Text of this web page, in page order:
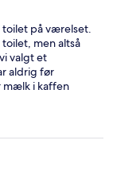
toilet på værelset.
men altså
valgt et
aldrig før
mælk i kaffen